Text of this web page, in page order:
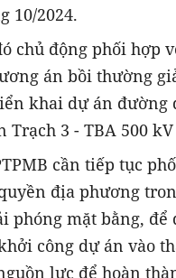
10/2024.
chủ động phối hợp
án bồi thường
khai dự án đường
Trạch 3 - TBA 500
cần tiếp tục
địa phương
phóng mặt bằng, để
công dự án vào
lực để hoàn